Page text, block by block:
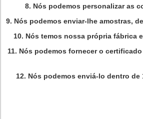
8. Nós podemos personalizar as
9. Nós podemos enviar-lhe amostras,
10. Nós temos nossa própria fábrica
11. Nós podemos fornecer o
12. Nós podemos enviá-lo dentro